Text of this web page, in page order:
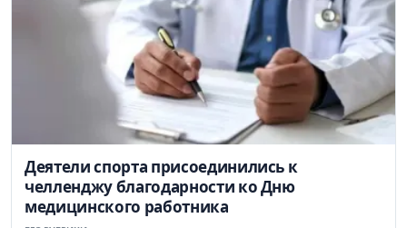
Деятели спорта присоединились к
челленджу благодарности ко Дню
медицинского работника